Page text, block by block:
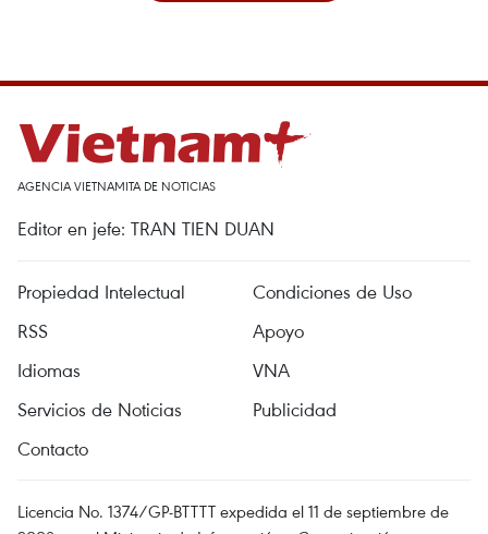
AGENCIA VIETNAMITA DE NOTICIAS
Editor en jefe: TRAN TIEN DUAN
Propiedad Intelectual
Condiciones de Uso
RSS
Apoyo
Idiomas
VNA
Servicios de Noticias
Publicidad
Contacto
Licencia No. 1374/GP-BTTTT expedida el 11 de septiembre de